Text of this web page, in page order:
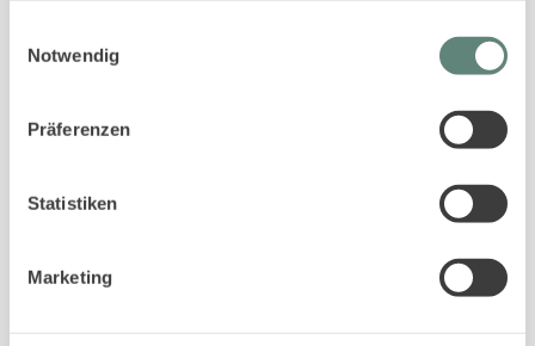
Notwendig
Präferenzen
Statistiken
Marketing
PASSENDE UNTERKÜNFTE ZUR SUCHE
Gleiche Ortschaften